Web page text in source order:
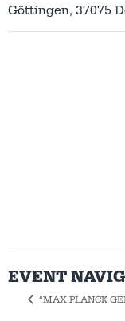
Göttingen, 37075
EVENT
“MAX PLANCK